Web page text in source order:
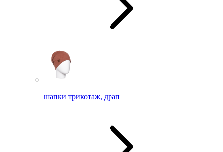
шапки трикотаж, драп